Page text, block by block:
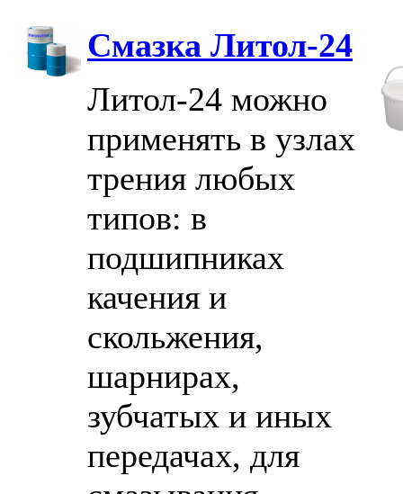
Смазка Литол-24
Литол-24 можно
применять в узлах
тpeния любых
типов: в
подшипниках
качения и
скольжения,
шарнирах,
зубчатых и иных
передачах, для